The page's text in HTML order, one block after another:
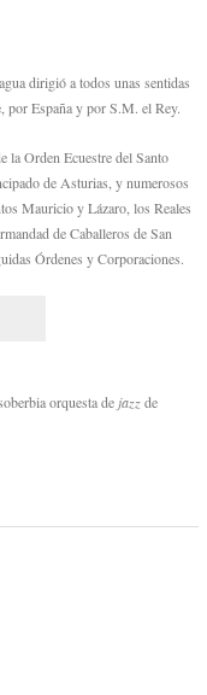
dirigió a todos unas sentidas
por España y por S.M. el Rey.
la Orden Ecuestre del Santo
de Asturias, y numerosos
Mauricio y Lázaro, los Reales
de Caballeros de San
Órdenes y Corporaciones.
orquesta de jazzde